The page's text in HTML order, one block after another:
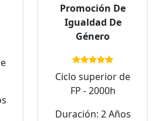
Promoción De
Igualdad De
Género
Ciclo superior de
FP - 2000h
Duración: 2 Años